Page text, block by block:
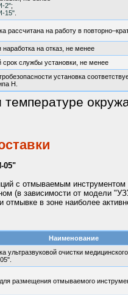
2";
15".
рассчитана на работу в
на отказ, не менее
срок службы установки, не менее
установка
Н.
05"
с отмываемым инструментом
(в зависимости от модели
отмывке в зоне наиболее
Наименование
ультразвуковой очистки
размещения отмываемого